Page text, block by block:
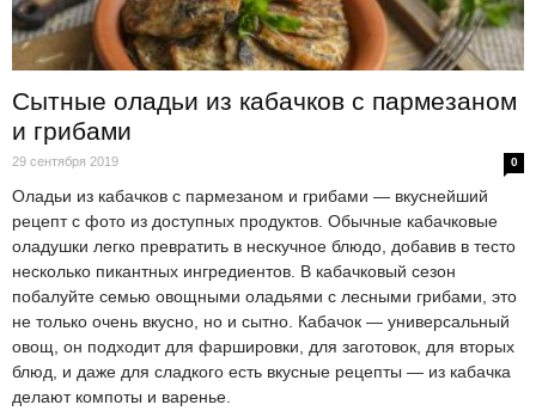
Сытные оладьи из кабачков с пармезаном
и грибами
29 сентября 2019 0
Оладьи из кабачков с пармезаном и грибами — вкуснейший
рецепт с фото из доступных продуктов. Обычные кабачковые
оладушки легко превратить в нескучное блюдо, добавив в тесто
несколько пикантных ингредиентов. В кабачковый сезон
побалуйте семью овощными оладьями с лесными грибами, это
не только очень вкусно, но и сытно. Кабачок — универсальный
овощ, он подходит для фаршировки, для заготовок, для вторых
блюд, и даже для сладкого есть вкусные рецепты — из кабачка
делают компоты и варенье.